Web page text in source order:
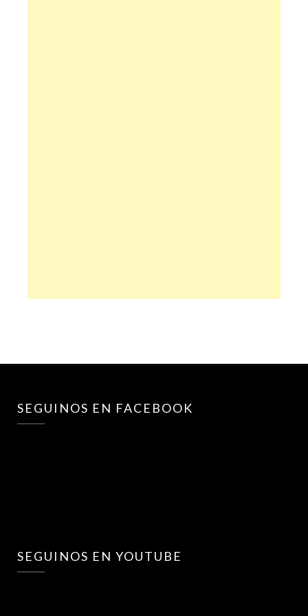
SEGUINOS EN FACEBOOK
SEGUINOS EN YOUTUBE